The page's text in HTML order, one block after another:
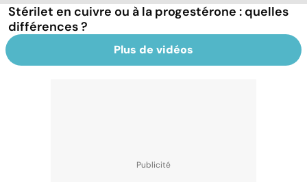
Stérilet en cuivre ou à la progestérone : quelles
différences ?
Plus de vidéos